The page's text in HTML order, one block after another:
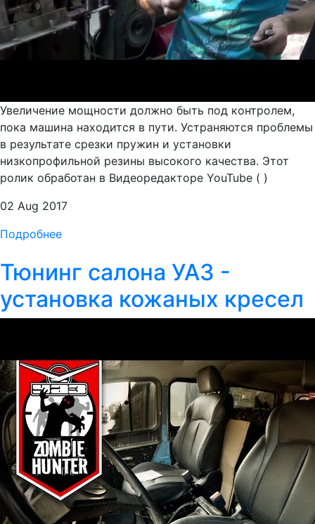
Увеличение мощности должно быть под контролем,
пока машина находится в пути. Устраняются проблемы
в результате срезки пружин и установки
низкопрофильной резины высокого качества. Этот
ролик обработан в Видеоредакторе YouTube ( )
02 Aug 2017
Подробнее
Тюнинг салона УАЗ -
установка кожаных кресел